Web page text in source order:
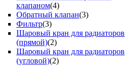
клапаном(4)
Обратный клапан(3)
Фильтр(3)
Шаровый кран для радиаторов
(прямой)(2)
Шаровый кран для радиаторов
(угловой)(2)